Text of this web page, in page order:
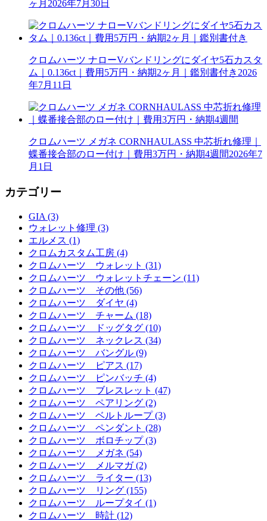
ヶ月 2026年7月30日
クロムハーツ ナローVバンドリングにダイヤ5石カスタ
ム｜0.136ct｜費用5万円・納期2ヶ月｜鑑別書付き 2026
年7月11日
クロムハーツ メガネ CORNHAULASS 中芯折れ修理｜
蝶番接合部のロー付け｜費用3万円・納期4週間2026年7
月1日
カテゴリー
GIA (3)
ウォレット修理 (3)
エルメス (1)
クロムカスタム工房 (4)
クロムハーツ ウォレット (31)
クロムハーツ ウォレットチェーン (11)
クロムハーツ その他 (56)
クロムハーツ ダイヤ (4)
クロムハーツ チャーム (18)
クロムハーツ ドッグタグ (10)
クロムハーツ ネックレス (34)
クロムハーツ バングル (9)
クロムハーツ ピアス (17)
クロムハーツ ピンバッチ (4)
クロムハーツ ブレスレット (47)
クロムハーツ ペアリング (2)
クロムハーツ ベルトループ (3)
クロムハーツ ペンダント (28)
クロムハーツ ボロチップ (3)
クロムハーツ メガネ (54)
クロムハーツ メルマガ (2)
クロムハーツ ライター (13)
クロムハーツ リング (155)
クロムハーツ ループタイ (1)
クロムハーツ 時計 (12)